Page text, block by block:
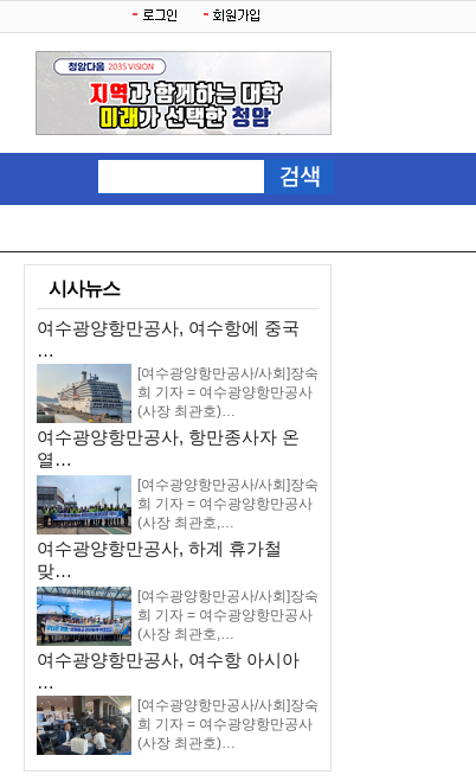
시사뉴스
여수광양항만공사, 여수항에 중국
…
[여수광양항만공사/사회]장숙
희 기자 = 여수광양항만공사
(사장 최관호)…
여수광양항만공사, 항만종사자 온
열…
[여수광양항만공사/사회]장숙
희 기자 = 여수광양항만공사
(사장 최관호,…
여수광양항만공사, 하계 휴가철
맞…
[여수광양항만공사/사회]장숙
희 기자 = 여수광양항만공사
(사장 최관호,…
여수광양항만공사, 여수항 아시아
…
[여수광양항만공사/사회]장숙
희 기자 = 여수광양항만공사
(사장 최관호)…